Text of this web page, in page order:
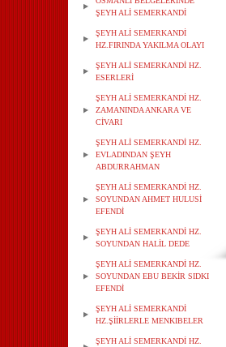
ŞEYH ALİ SEMERKANDİ
ŞEYH ALİ SEMERKANDİ
HZ.FIRINDA YAKILMA OLAYI
ŞEYH ALİ SEMERKANDİ HZ.
ESERLERİ
ŞEYH ALİ SEMERKANDİ HZ.
ZAMANINDA ANKARA VE
CİVARI
ŞEYH ALİ SEMERKANDİ HZ.
EVLADINDAN ŞEYH
ABDURRAHMAN
ŞEYH ALİ SEMERKANDİ HZ.
SOYUNDAN AHMET HULUSİ
EFENDİ
ŞEYH ALİ SEMERKANDİ HZ.
SOYUNDAN HALİL DEDE
ŞEYH ALİ SEMERKANDİ HZ.
SOYUNDAN EBU BEKİR SIDKI
EFENDİ
ŞEYH ALİ SEMERKANDİ
HZ.ŞİİRLERLE MENKIBELER
ŞEYH ALİ SEMERKANDİ HZ.